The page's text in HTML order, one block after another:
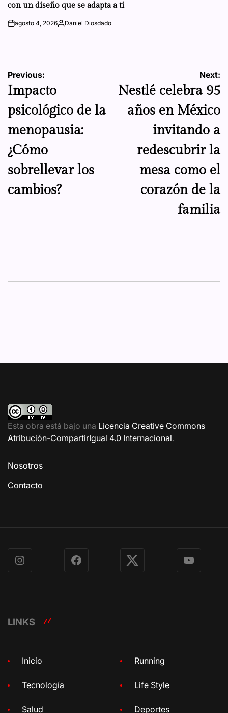
con un diseño que se adapta a ti
onagosto 4, 2026Posted
Daniel Diosdado
Navegación
de
entradas
Previous:
Impacto
psicológico de la
menopausia:
¿Cómo
sobrellevar los
cambios?
Next:
Nestlé celebra 95
años en México
invitando a
redescubrir la
mesa como el
corazón de la
familia
Esta obra está bajo una Licencia Creative Commons
Atribución-CompartirIgual 4.0 Internacional.
Nosotros
Contacto
Instagram Facebook X YouTube
LINKS
Inicio Running
Tecnología Life Style
Salud Deportes